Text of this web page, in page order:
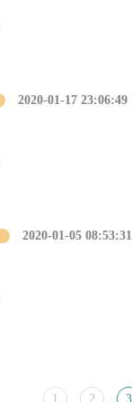
2020-01-17 23:06:49
2020-01-05 08:53:31
1 2 3